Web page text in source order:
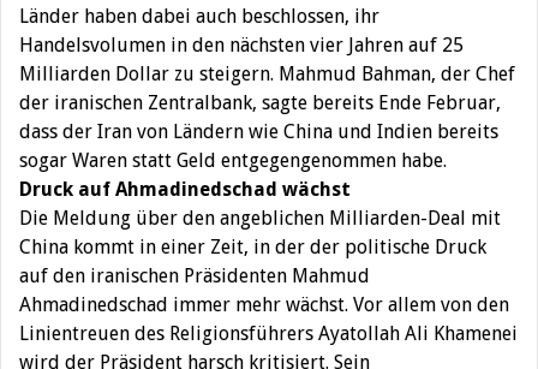
Länder haben dabei auch beschlossen, ihr
Handelsvolumen in den nächsten vier Jahren auf 25
Milliarden Dollar zu steigern. Mahmud Bahman, der Chef
der iranischen Zentralbank, sagte bereits Ende Februar,
dass der Iran von Ländern wie China und Indien bereits
sogar Waren statt Geld entgegengenommen habe.
Druck auf Ahmadinedschad wächst
Die Meldung über den angeblichen Milliarden-Deal mit
China kommt in einer Zeit, in der der politische Druck
auf den iranischen Präsidenten Mahmud
Ahmadinedschad immer mehr wächst. Vor allem von den
Linientreuen des Religionsführers Ayatollah Ali Khamenei
wird der Präsident harsch kritisiert. Sein